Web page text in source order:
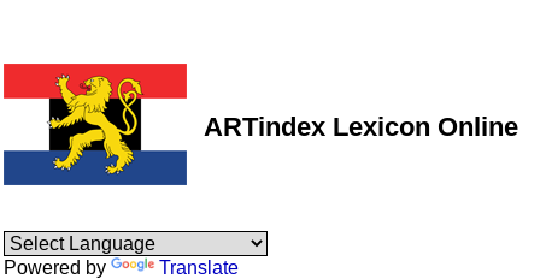
ARTindex Lexicon Online
Powered by Translate